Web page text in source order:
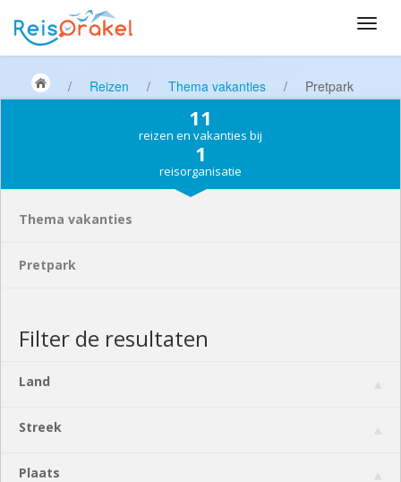
/ Reizen / Thema vakanties / Pretpark
11
reizen en vakanties bij
1
reisorganisatie
Thema vakanties
Pretpark
Filter de resultaten
Land
Streek
Plaats